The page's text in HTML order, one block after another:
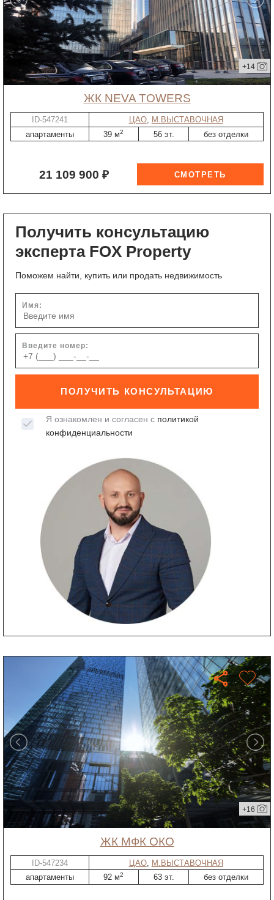
+14
ЖК NEVA TOWERS
ID-547241 ЦАО, М.ВЫСТАВОЧНАЯ
апартаменты
39 м2 56 эт. без отделки
21 109 900 ₽
Получить консультацию
эксперта FOX Property
Поможем найти, купить или продать недвижимость
Имя:
Введите номер:
ПОЛУЧИТЬ КОНСУЛЬТАЦИЮ
Я ознакомлен и согласен с политикой
конфиденциальности
+16
ЖК МФК ОКО
ID-547234 ЦАО, М.ВЫСТАВОЧНАЯ
апартаменты
92 м2 63 эт. без отделки